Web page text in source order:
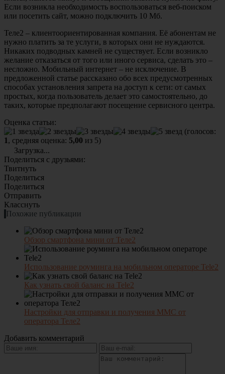
Если возникла необходимость воспользоваться веб-поиском
или посетить сайт, можно подключить 10 Мб.
Теле2 – клиентоориентированная компания. Её абонентам не
нужно платить за те услуги, в которых они не нуждаются.
Никаких подводных камней не существует. Если возникло
желание отказаться от того или иного сервиса, сделать это –
несложно. Мобильный интернет – не исключение. В
предложенной статье рассказано обо всех предусмотренных
способах установления запрета на доступ к сети: от самых
простых, когда пользователь делает это самостоятельно, до
таких, которые предполагают посещение сервисного центра.
Оценка статьи:
(голосов:
1 , средняя оценка: 5,00 из 5)
Загрузка...
Поделиться с друзьями:
Твитнуть
Поделиться
Поделиться
Отправить
Класснуть
Похожие публикации
Обзор смартфона мини от Теле2
Использование роуминга на мобильном операторе Tele2
Как узнать свой баланс на Tele2
Настройки для отправки и получения ММС от
оператора Теле2
Добавить комментарий